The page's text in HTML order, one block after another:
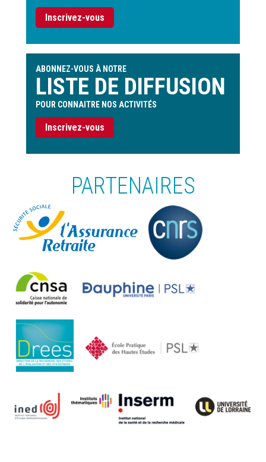
Inscrivez-vous
ABONNEZ-VOUS À NOTRE
LISTE DE DIFFUSION
POUR CONNAITRE NOS ACTIVITÉS
Inscrivez-vous
PARTENAIRES